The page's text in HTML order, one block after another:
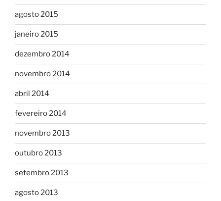
agosto 2015
janeiro 2015
dezembro 2014
novembro 2014
abril 2014
fevereiro 2014
novembro 2013
outubro 2013
setembro 2013
agosto 2013